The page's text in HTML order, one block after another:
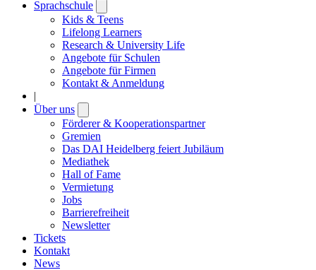
Sprachschule
submenu
Kids & Teens
Lifelong Learners
Research & University Life
Angebote für Schulen
Angebote für Firmen
Kontakt & Anmeldung
|
Über uns
submenu
Förderer & Kooperationspartner
Gremien
Das DAI Heidelberg feiert Jubiläum
Mediathek
Hall of Fame
Vermietung
Jobs
Barrierefreiheit
Newsletter
Tickets
Kontakt
News